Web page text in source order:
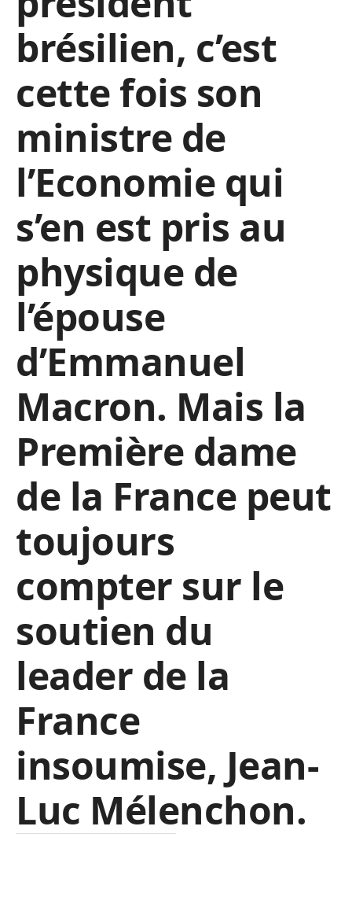
brésilien, c’est
cette fois son
ministre de
l’Economie qui
s’en est pris au
physique de
l’épouse
d’Emmanuel
Macron. Mais la
Première dame
de la France peut
toujours
compter sur le
soutien du
leader de la
France
insoumise, Jean-
Luc Mélenchon.